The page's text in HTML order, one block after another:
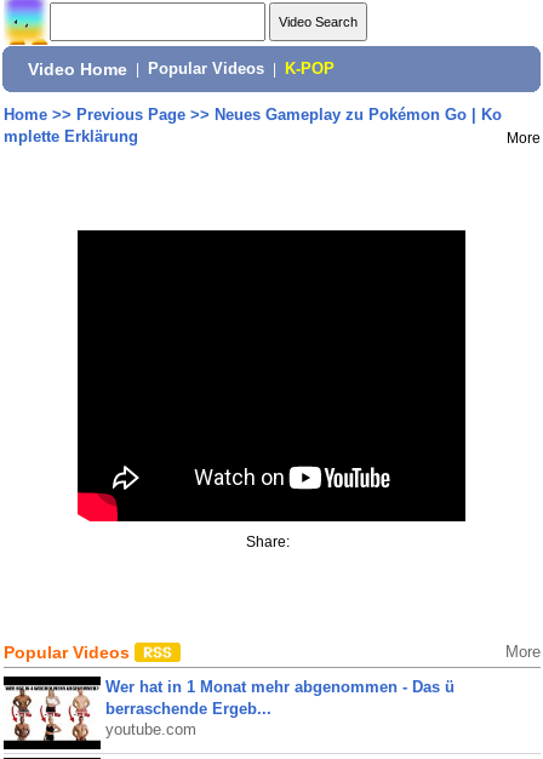
Video Home Popular Videos K-POP
Home>> Previous Page>> Neues Gameplay zu Pokémon Go | Ko
mplette Erklärung
More
Share:
Popular Videos More
Wer hat in 1 Monat mehr abgenommen - Das ü
berraschende Ergeb...
youtube.com